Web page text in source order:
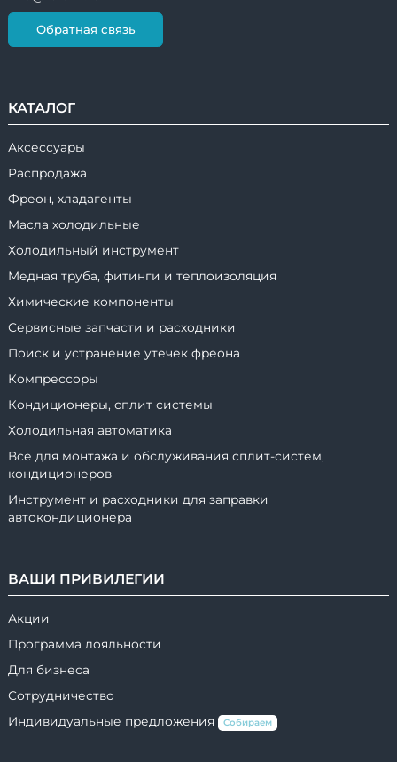
Обратная связь
КАТАЛОГ
Аксессуары
Распродажа
Фреон, хладагенты
Масла холодильные
Холодильный инструмент
Медная труба, фитинги и теплоизоляция
Химические компоненты
Сервисные запчасти и расходники
Поиск и устранение утечек фреона
Компрессоры
Кондиционеры, сплит системы
Холодильная автоматика
Все для монтажа и обслуживания сплит-систем,
кондиционеров
Инструмент и расходники для заправки
автокондиционера
ВАШИ ПРИВИЛЕГИИ
Акции
Программа лояльности
Для бизнеса
Сотрудничество
Индивидуальные предложения
Собираем